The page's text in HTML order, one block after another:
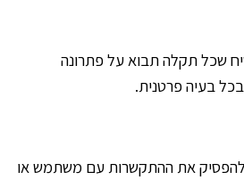
שכל תקלה תבוא על פתרונה
בעיה פרטנית.
את ההתקשרות עם משתמש או